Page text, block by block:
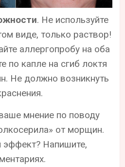
. Не используйте
виде, только раствор!
аллергопробу на оба
по капле на сгиб локтя
Не должно возникнуть
мнение по поводу
от морщин.
Напишите,